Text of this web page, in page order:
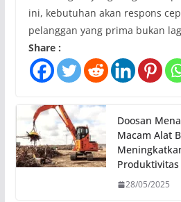
ini, kebutuhan akan respons
pelanggan yang prima bukan
Share :
Doosan
Macam Alat
Produktivitas
28/05/2025